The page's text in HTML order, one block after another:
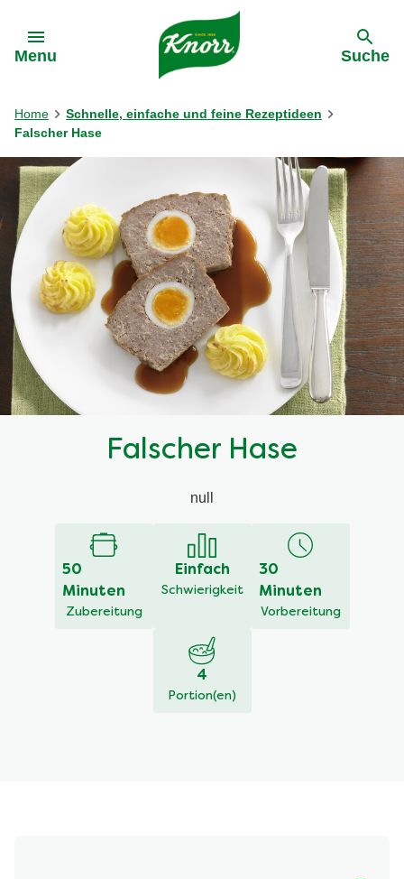
Menu Suche
Home
Schnelle, einfache und feine Rezeptideen
Falscher Hase
Falscher Hase
null
50
Minuten
Zubereitung
Einfach
Schwierigkeit
30
Minuten
Vorbereitung
4
Portion(en)